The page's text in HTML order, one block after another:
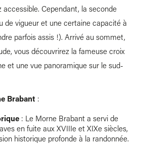
accessible. Cependant, la seconde
de vigueur et une certaine capacité à
parfois assis !). Arrivé au sommet,
vous découvrirez la fameuse croix
et une vue panoramique sur le sud-
Brabant :
: Le Morne Brabant a servi de
en fuite aux XVIIIe et XIXe siècles,
historique profonde à la randonnée.